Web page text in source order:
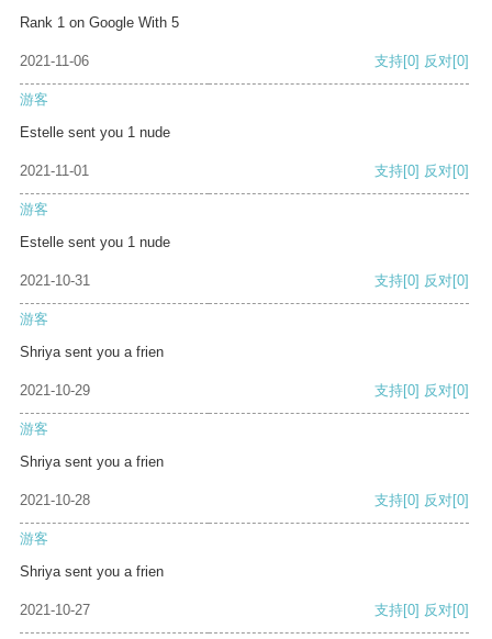
Rank 1 on Google With 5
2021-11-06 支持[0] 反对[0]
游客
Estelle sent you 1 nude
2021-11-01 支持[0] 反对[0]
游客
Estelle sent you 1 nude
2021-10-31 支持[0] 反对[0]
游客
Shriya sent you a frien
2021-10-29 支持[0] 反对[0]
游客
Shriya sent you a frien
2021-10-28 支持[0] 反对[0]
游客
Shriya sent you a frien
2021-10-27 支持[0] 反对[0]